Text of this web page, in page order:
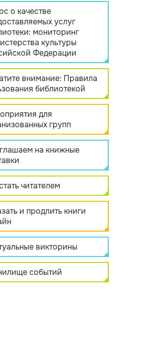
о качестве
услуг
мониторинг
культуры
Федерации
внимание: Правила
библиотекой
для
групп
на книжные
читателем
и продлить книги
викторины
событий